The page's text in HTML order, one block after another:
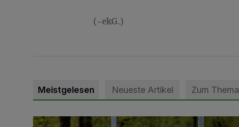
(-ekG.)
Meistgelesen Neueste Artikel Zum Thema
Vollsperrung der Talstraße in Grevenbroich-Kapellen